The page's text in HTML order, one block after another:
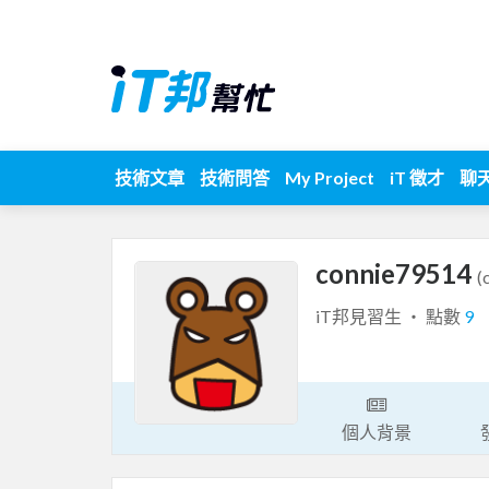
技術文章 技術問答 My Project iT 徵才 聊
connie79514
iT邦見習生 ‧ 點數 9
個人背景